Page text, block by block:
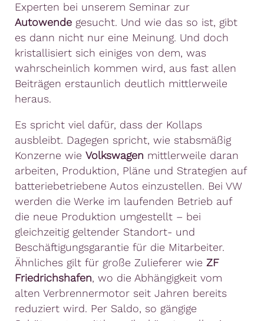
Experten bei unserem Seminar zur
Autowende gesucht. Und wie das so ist, gibt
es dann nicht nur eine Meinung. Und doch
kristallisiert sich einiges von dem, was
wahrscheinlich kommen wird, aus fast allen
Beiträgen erstaunlich deutlich mittlerweile
heraus.
Es spricht viel dafür, dass der Kollaps
ausbleibt. Dagegen spricht, wie stabsmäßig
Konzerne wie Volkswagen mittlerweile daran
arbeiten, Produktion, Pläne und Strategien auf
batteriebetriebene Autos einzustellen. Bei VW
werden die Werke im laufenden Betrieb auf
die neue Produktion umgestellt – bei
gleichzeitig geltender Standort- und
Beschäftigungsgarantie für die Mitarbeiter.
Ähnliches gilt für große Zulieferer wie ZF
Friedrichshafen, wo die Abhängigkeit vom
alten Verbrennermotor seit Jahren bereits
reduziert wird. Per Saldo, so gängige